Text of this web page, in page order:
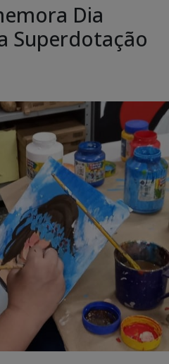
Dia
Superdotação